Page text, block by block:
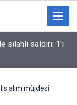
saldırı: 1'i
MİADI MI?
alım müjdesi